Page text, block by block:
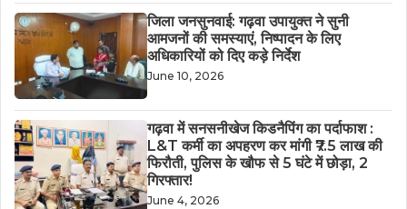
जिला जनसुनवाई: गढ़वा उपायुक्त ने सुनी
आमजनों की समस्याएं, निष्पादन के लिए
अधिकारियों को दिए कड़े निर्देश
June 10, 2026
गढ़वा में सनसनीखेज किडनैपिंग का पर्दाफाश :
L&T कर्मी का अपहरण कर मांगी ₹7.5 लाख की
फिरौती, पुलिस के खौफ से 5 घंटे में छोड़ा, 2
गिरफ्तार!
June 4, 2026